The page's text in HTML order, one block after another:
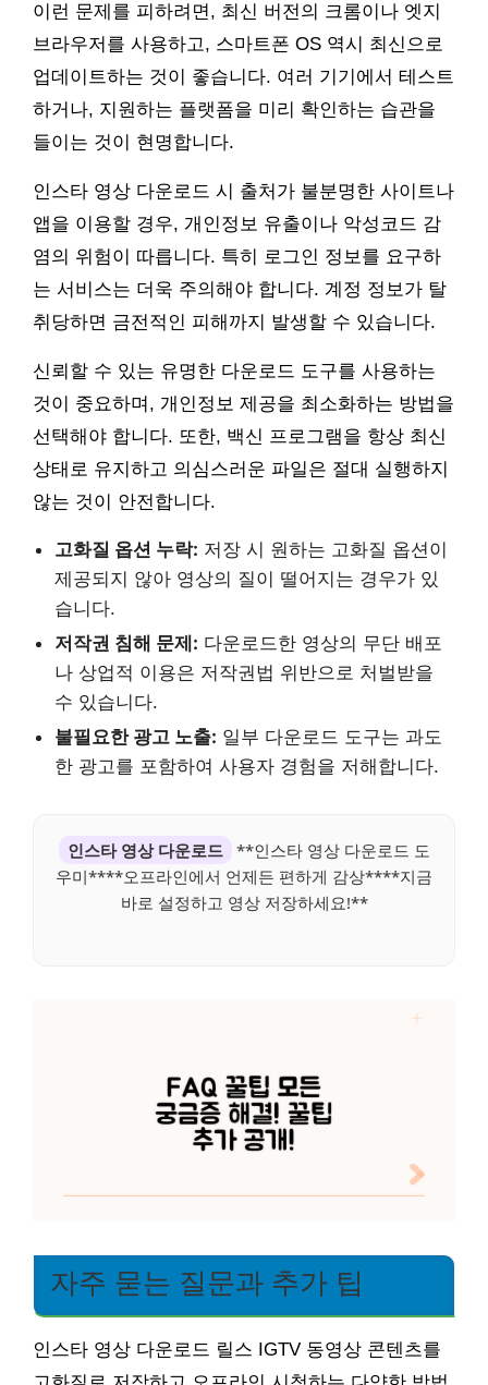
이런 문제를 피하려면, 최신 버전의 크롬이나 엣지
브라우저를 사용하고, 스마트폰 OS 역시 최신으로
업데이트하는 것이 좋습니다. 여러 기기에서 테스트
하거나, 지원하는 플랫폼을 미리 확인하는 습관을
들이는 것이 현명합니다.
인스타 영상 다운로드 시 출처가 불분명한 사이트나
앱을 이용할 경우, 개인정보 유출이나 악성코드 감
염의 위험이 따릅니다. 특히 로그인 정보를 요구하
는 서비스는 더욱 주의해야 합니다. 계정 정보가 탈
취당하면 금전적인 피해까지 발생할 수 있습니다.
신뢰할 수 있는 유명한 다운로드 도구를 사용하는
것이 중요하며, 개인정보 제공을 최소화하는 방법을
선택해야 합니다. 또한, 백신 프로그램을 항상 최신
상태로 유지하고 의심스러운 파일은 절대 실행하지
않는 것이 안전합니다.
고화질 옵션 누락: 저장 시 원하는 고화질 옵션이
제공되지 않아 영상의 질이 떨어지는 경우가 있
습니다.
저작권 침해 문제: 다운로드한 영상의 무단 배포
나 상업적 이용은 저작권법 위반으로 처벌받을
수 있습니다.
불필요한 광고 노출: 일부 다운로드 도구는 과도
한 광고를 포함하여 사용자 경험을 저해합니다.
인스타 영상 다운로드
**인스타 영상 다운로드 도
우미****오프라인에서 언제든 편하게 감상****지금
바로 설정하고 영상 저장하세요!**
자주 묻는 질문과 추가 팁
인스타 영상 다운로드 릴스 IGTV 동영상 콘텐츠를